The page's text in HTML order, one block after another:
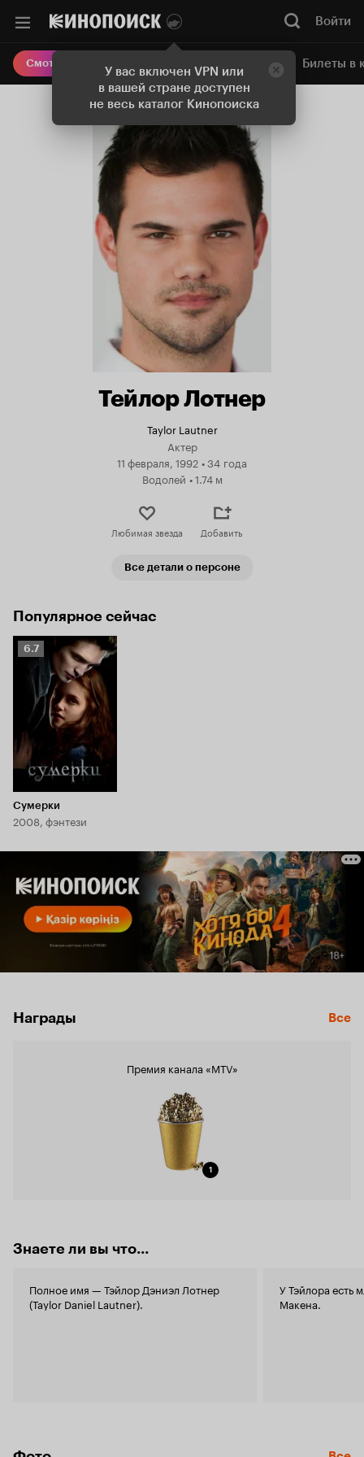
У вас включен VPN или
в вашей стране доступен
не весь каталог Кинопоиска
Войти
Смотреть кино Онлайн-кинотеатр Билеты в
Тейлор Лотнер
Taylor Lautner
Актер
11 февраля, 1992 •34 года
Водолей •1.74 м
Любимая звезда Добавить
Все детали о персоне
Популярное сейчас
Рейтинг
Кинопоиска
6.7
6.7
Сумерки
2008, фэнтези
Награды Все
Премия канала «MTV»
1
Знаете ли вы что...
Полное имя — Тэйлор Дэниэл Лотнер
(Taylor Daniel Lautner).
У Тэйлора есть
Макена.